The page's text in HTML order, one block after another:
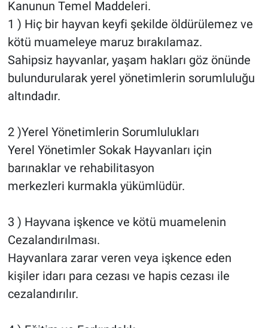
Kanunun Temel Maddeleri.
1 ) Hiç bir hayvan keyfi şekilde öldürülemez ve
kötü muameleye maruz bırakılamaz.
Sahipsiz hayvanlar, yaşam hakları göz önünde
bulundurularak yerel yönetimlerin sorumluluğu
altındadır.
2 )Yerel Yönetimlerin Sorumlulukları
Yerel Yönetimler Sokak Hayvanları için
barınaklar ve rehabilitasyon
merkezleri kurmakla yükümlüdür.
3 ) Hayvana işkence ve kötü muamelenin
Cezalandırılması.
Hayvanlara zarar veren veya işkence eden
kişiler idarı para cezası ve hapis cezası ile
cezalandırılır.